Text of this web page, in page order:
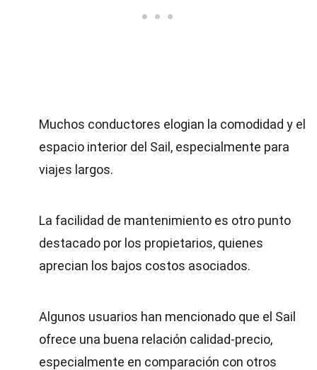
Muchos conductores elogian la comodidad y el
espacio interior del Sail, especialmente para
viajes largos.
La facilidad de mantenimiento es otro punto
destacado por los propietarios, quienes
aprecian los bajos costos asociados.
Algunos usuarios han mencionado que el Sail
ofrece una buena relación calidad-precio,
especialmente en comparación con otros